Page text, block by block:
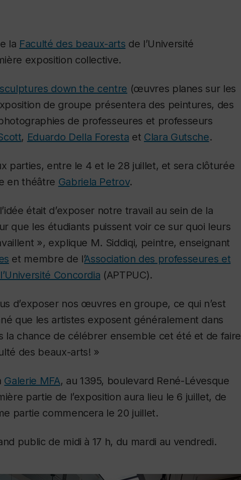
la Faculté des beaux-arts de l’Université
exposition collective.
down the centre (œuvres planes sur les
de groupe présentera des peintures, des
de professeures et professeurs
, Eduardo Della Foresta et Clara Gutsche.
parties, entre le 4 et le 28 juillet, et sera clôturée
en théâtre Gabriela Petrov.
était d’exposer notre travail au sein de la
que les étudiants puissent voir ce sur quoi leurs
», explique M. Siddiqi, peintre, enseignant
et membre de l’Association des professeures et
Concordia (APTPUC).
d’exposer nos œuvres en groupe, ce qui n’est
que les artistes exposent généralement dans
la chance de célébrer ensemble cet été et de faire
des beaux-arts! »
Galerie MFA, au 1395, boulevard René-Lévesque
partie de l’exposition aura lieu le 6 juillet, de
partie commencera le 20 juillet.
public de midi à 17 h, du mardi au vendredi.